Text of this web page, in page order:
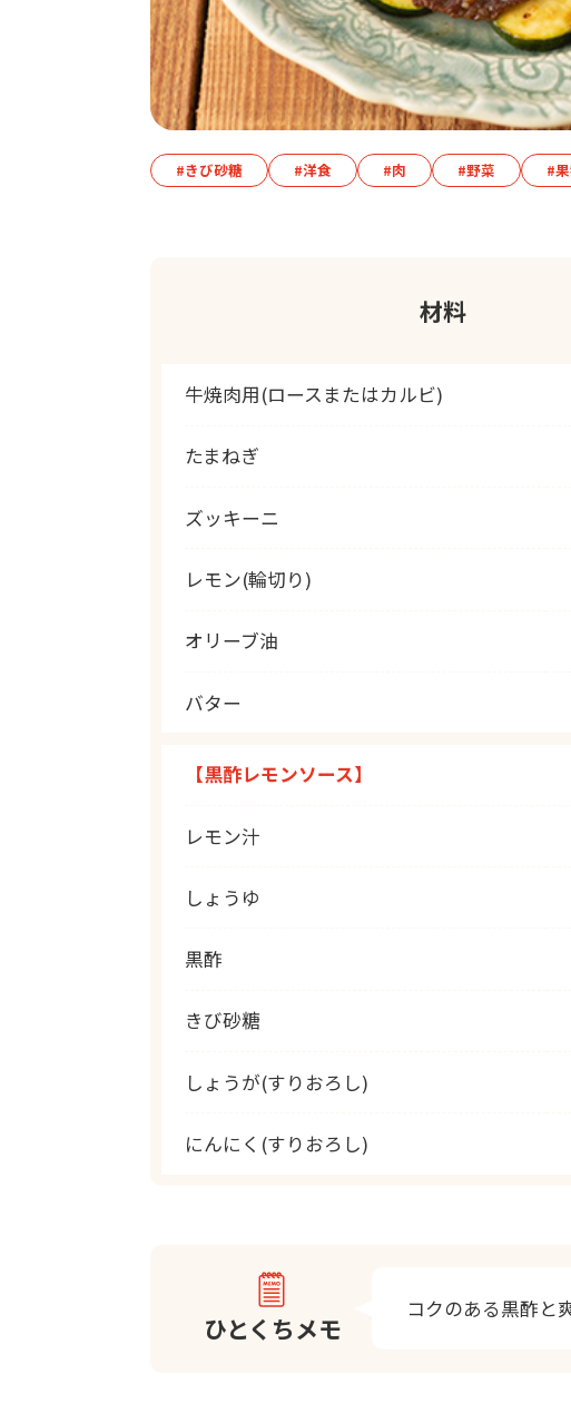
#きび砂糖 #洋食 #肉 #野菜 #
材料
牛焼肉用(ロースまたはカルビ)
たまねぎ
ズッキーニ
レモン(輪切り)
オリーブ油
バター
【黒酢レモンソース】
レモン汁
しょうゆ
黒酢
きび砂糖
しょうが(すりおろし)
にんにく(すりおろし)
ひとくちメモ
コクのある黒酢と